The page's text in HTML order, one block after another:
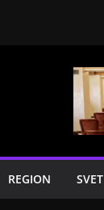
REGION SVET